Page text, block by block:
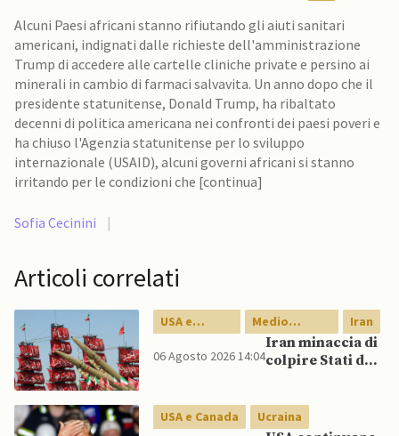
Alcuni Paesi africani stanno rifiutando gli aiuti sanitari
americani, indignati dalle richieste dell'amministrazione
Trump di accedere alle cartelle cliniche private e persino ai
minerali in cambio di farmaci salvavita. Un anno dopo che il
presidente statunitense, Donald Trump, ha ribaltato
decenni di politica americana nei confronti dei paesi poveri e
ha chiuso l'Agenzia statunitense per lo sviluppo
internazionale (USAID), alcuni governi africani si stanno
irritando per le condizioni che [continua]
Sofia Cecinini |
Articoli correlati
USA e
Canada
Medio
Oriente
Iran
06 Agosto 2026 14:04
Iran minaccia di
colpire Stati del
USA e Canada Ucraina